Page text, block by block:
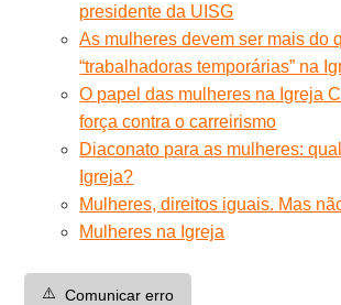
presidente da UISG
As mulheres devem ser mais do
“trabalhadoras temporárias” na
O papel das mulheres na Igreja
força contra o carreirismo
Diaconato para as mulheres:
Igreja?
Mulheres, direitos iguais. Mas
Mulheres na Igreja
⚠️ Comunicar erro